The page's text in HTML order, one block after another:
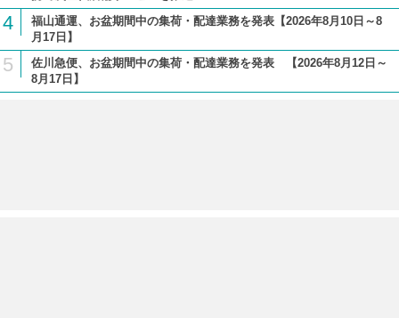
4
福山通運、お盆期間中の集荷・配達業務を発表【2026年8月10日～8
月17日】
5
佐川急便、お盆期間中の集荷・配達業務を発表 【2026年8月12日～
8月17日】